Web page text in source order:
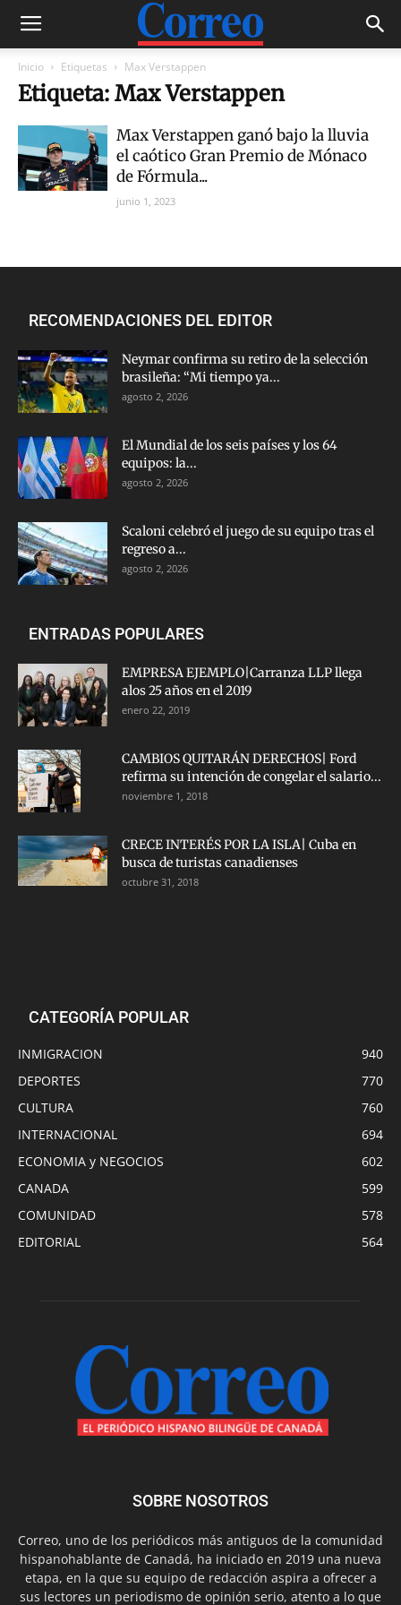
Inicio Etiquetas Max Verstappen
Etiqueta: Max Verstappen
Max Verstappen ganó bajo la lluvia
el caótico Gran Premio de Mónaco
de Fórmula...
junio 1, 2023
RECOMENDACIONES DEL EDITOR
Neymar confirma su retiro de la selección
brasileña: “Mi tiempo ya...
agosto 2, 2026
El Mundial de los seis países y los 64
equipos: la...
agosto 2, 2026
Scaloni celebró el juego de su equipo tras el
regreso a...
agosto 2, 2026
ENTRADAS POPULARES
EMPRESA EJEMPLO|Carranza LLP llega
alos 25 años en el 2019
enero 22, 2019
CAMBIOS QUITARÁN DERECHOS| Ford
refirma su intención de congelar el salario...
noviembre 1, 2018
CRECE INTERÉS POR LA ISLA| Cuba en
busca de turistas canadienses
octubre 31, 2018
CATEGORÍA POPULAR
INMIGRACION
940
DEPORTES
770
CULTURA
760
INTERNACIONAL
694
ECONOMIA y NEGOCIOS
602
CANADA
599
COMUNIDAD
578
EDITORIAL
564
SOBRE NOSOTROS
Correo, uno de los periódicos más antiguos de la comunidad
hispanohablante de Canadá, ha iniciado en 2019 una nueva
etapa, en la que su equipo de redacción aspira a ofrecer a
sus lectores un periodismo de opinión serio, atento a lo que